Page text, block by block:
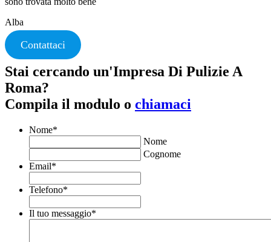
Alba
Contattaci
Stai cercando un'Impresa Di Pulizie A
Roma?
Compila il modulo o chiamaci
Nome*
Nome
Cognome
Email*
Telefono*
Il tuo messaggio*